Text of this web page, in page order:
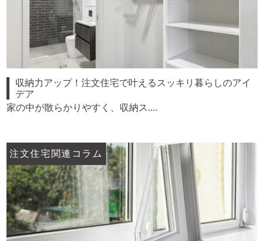
収納力アップ！注文住宅で叶えるスッキリ暮らしのアイ
デア
家の中が散らかりやすく、収納ス....
注文住宅関連コラム